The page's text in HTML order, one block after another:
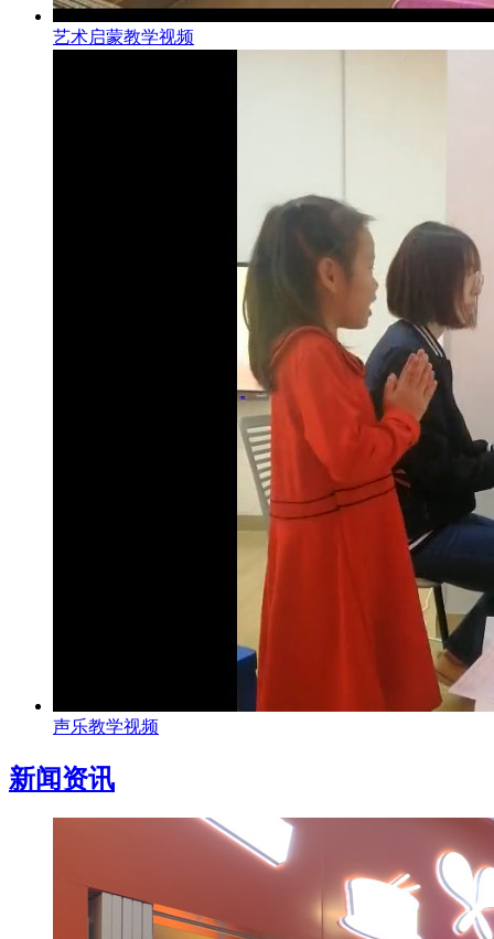
艺术启蒙教学视频
声乐教学视频
新闻资讯